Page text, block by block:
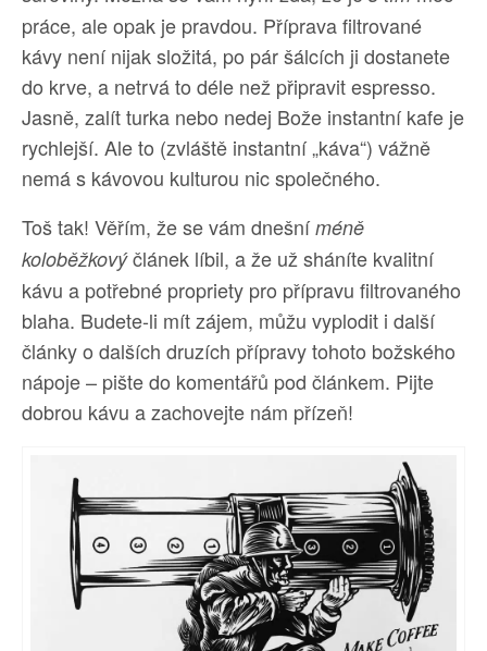
práce, ale opak je pravdou. Příprava filtrované
kávy není nijak složitá, po pár šálcích ji dostanete
do krve, a netrvá to déle než připravit espresso.
Jasně, zalít turka nebo nedej Bože instantní kafe je
rychlejší. Ale to (zvláště instantní „káva“) vážně
nemá s kávovou kulturou nic společného.
Toš tak! Věřím, že se vám dnešníméně
koloběžkovýčlánek líbil, a že už sháníte kvalitní
kávu a potřebné propriety pro přípravu filtrovaného
blaha. Budete-li mít zájem, můžu vyplodit i další
články o dalších druzích přípravy tohoto božského
nápoje – pište do komentářů pod článkem. Pijte
dobrou kávu a zachovejte nám přízeň!